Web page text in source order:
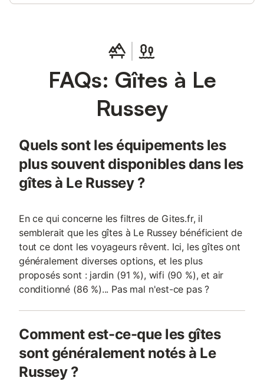
FAQs: Gîtes à Le
Russey
Quels sont les équipements les
plus souvent disponibles dans les
gîtes à Le Russey ?
En ce qui concerne les filtres de Gites.fr, il
semblerait que les gîtes à Le Russey bénéficient de
tout ce dont les voyageurs rêvent. Ici, les gîtes ont
généralement diverses options, et les plus
proposés sont : jardin (91 %), wifi (90 %), et air
conditionné (86 %)... Pas mal n'est-ce pas ?
Comment est-ce-que les gîtes
sont généralement notés à Le
Russey ?